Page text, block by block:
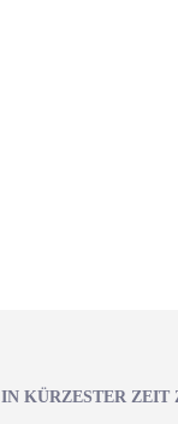
IN KÜRZESTER ZEIT